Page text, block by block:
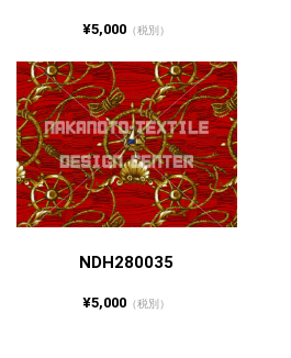
¥5,000 （税別）
NDH280035
¥5,000 （税別）